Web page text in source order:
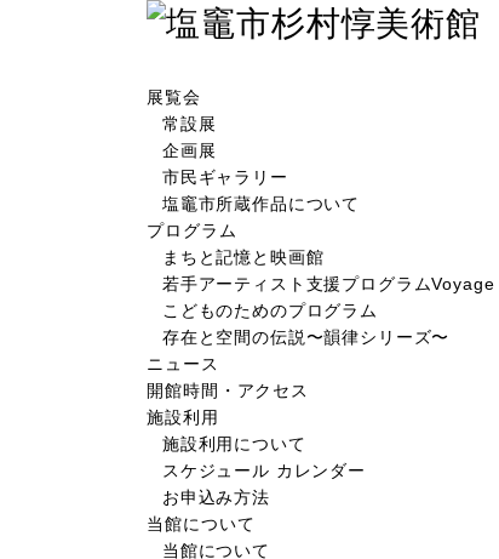
展覧会
常設展
企画展
市民ギャラリー
塩竈市所蔵作品について
プログラム
まちと記憶と映画館
若手アーティスト支援プログラムVoyage
こどものためのプログラム
存在と空間の伝説〜韻律シリーズ〜
ニュース
開館時間・アクセス
施設利用
施設利用について
スケジュール カレンダー
お申込み方法
当館について
当館について